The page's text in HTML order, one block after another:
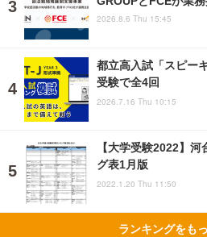
2026.8.6 Thu 15:45
都立高入試「スピー
受験で全4回
2026.7.16 Thu 10:15
【大学受験2022】
グ表1月版
2022.1.20 Thu 11:50
ランキングをも